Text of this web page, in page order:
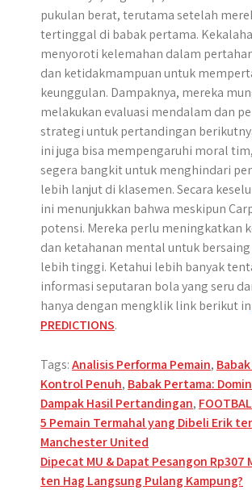
pukulan berat, terutama setelah
tertinggal di babak pertama.
menyoroti kelemahan dalam
dan ketidakmampuan untuk
keunggulan. Dampaknya, mereka
melakukan evaluasi mendalam dan
strategi untuk pertandingan
ini juga bisa mempengaruhi moral
segera bangkit untuk menghindari
lebih lanjut di klasemen. Secara
ini menunjukkan bahwa meskipun
potensi. Mereka perlu meningkatkan
dan ketahanan mental untuk
lebih tinggi. Ketahui lebih banyak
informasi seputaran bola yang seru
hanya dengan mengklik link berikut
PREDICTIONS.
Tags:Analisis Performa Pemain,
Kontrol Penuh, Babak Pertama:
Dampak Hasil Pertandingan,
Post
navigation
5 Pemain Termahal yang Dibeli Erik
Manchester United
Dipecat MU & Dapat Pesangon Rp307
ten Hag Langsung Pulang Kampung?